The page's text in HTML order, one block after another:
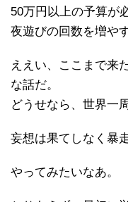
50万円以上の予算が
夜遊びの回数を増や
ええい、ここまで来
な話だ。
どうせなら、世界一
妄想は果てしなく暴
やってみたいなあ。